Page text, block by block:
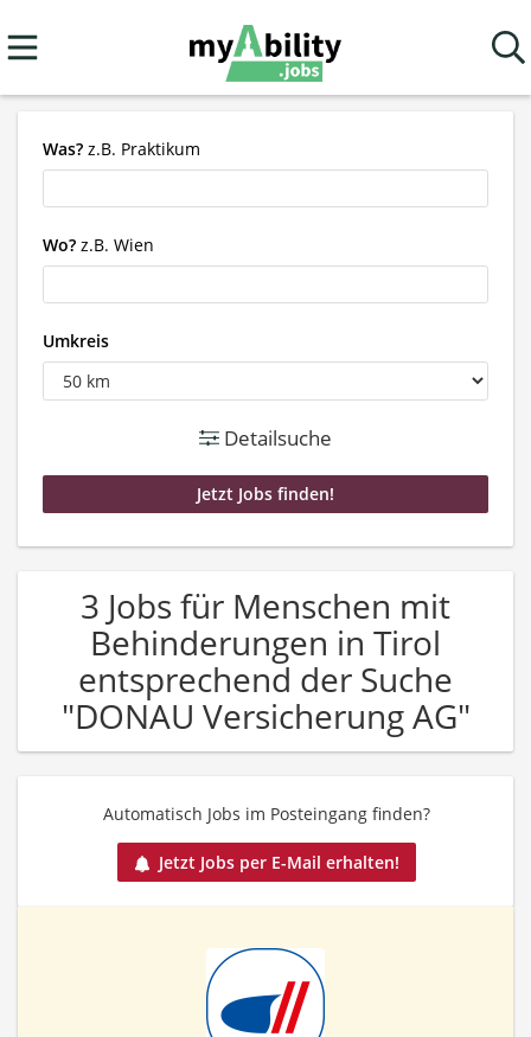
Was? z.B. Praktikum
Wo? z.B. Wien
Umkreis
Detailsuche
3 Jobs für Menschen mit
Behinderungen in Tirol
entsprechend der Suche
"DONAU Versicherung AG"
Automatisch Jobs im Posteingang finden?
Jetzt Jobs per E-Mail erhalten!